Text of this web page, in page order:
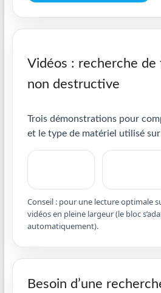
Vidéos : recherche de
non destructive
Trois démonstrations pour
et le type de matériel utilisé
Conseil : pour une lecture optimale
vidéos en pleine largeur (le bloc
automatiquement).
Besoin d’une